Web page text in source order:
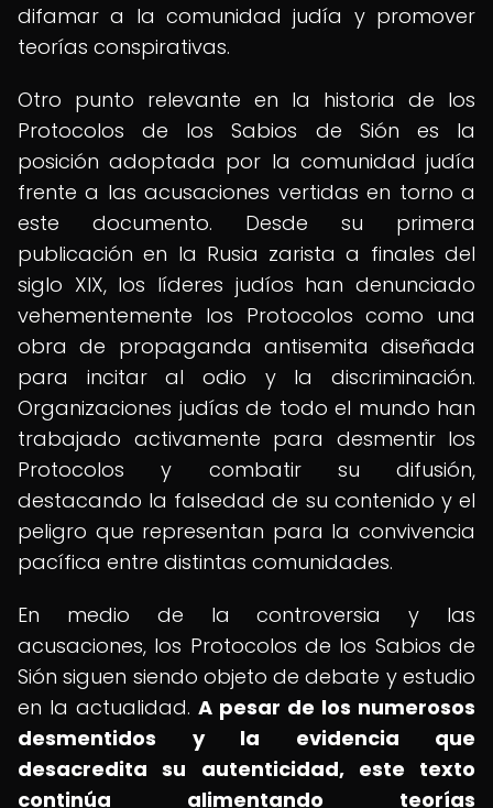
difamar a la comunidad judía y promover
teorías conspirativas.
Otro punto relevante en la historia de los
Protocolos de los Sabios de Sión es la
posición adoptada por la comunidad judía
frente a las acusaciones vertidas en torno a
este documento. Desde su primera
publicación en la Rusia zarista a finales del
siglo XIX, los líderes judíos han denunciado
vehementemente los Protocolos como una
obra de propaganda antisemita diseñada
para incitar al odio y la discriminación.
Organizaciones judías de todo el mundo han
trabajado activamente para desmentir los
Protocolos y combatir su difusión,
destacando la falsedad de su contenido y el
peligro que representan para la convivencia
pacífica entre distintas comunidades.
En medio de la controversia y las
acusaciones, los Protocolos de los Sabios de
Sión siguen siendo objeto de debate y estudio
en la actualidad. A pesar de los numerosos
desmentidos y la evidencia que
desacredita su autenticidad, este texto
continúa alimentando teorías